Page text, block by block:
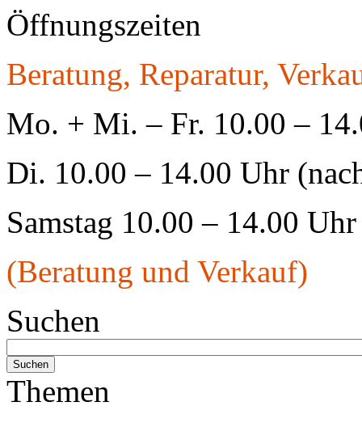
Öffnungszeiten
Beratung, Reparatur,
Mo. + Mi. – Fr. 10.00 –
Di. 10.00 – 14.00 Uhr
Samstag 10.00 – 14.00 Uhr
(Beratung und Verkauf)
Suchen
Themen